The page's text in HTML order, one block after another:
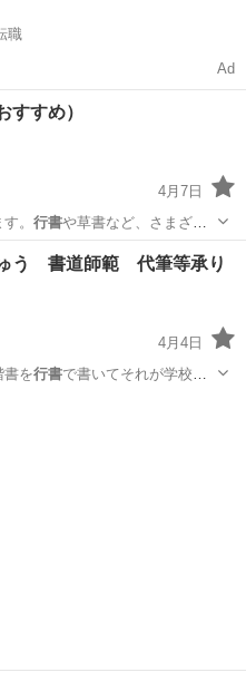
職
Ad
すすめ）
4月7日
。 行書や草書など、さまざま
書道 書体
う 書道師範 代筆等承り
4月4日
を行書で書いてそれが学校の